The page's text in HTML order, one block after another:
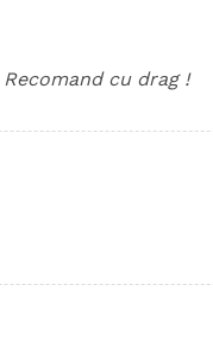
cu drag !